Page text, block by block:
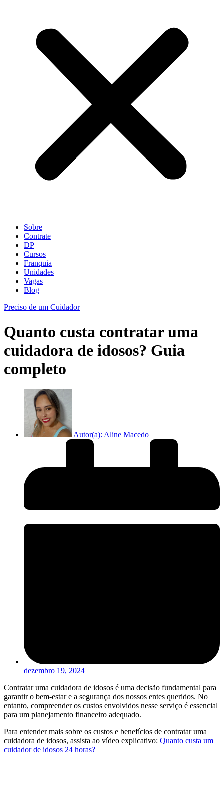
Sobre
Contrate
DP
Cursos
Franquia
Unidades
Vagas
Blog
Preciso de um Cuidador
Quanto custa contratar uma
cuidadora de idosos? Guia
completo
Autor(a): Aline Macedo
dezembro 19, 2024
Contratar uma cuidadora de idosos é uma decisão fundamental para
garantir o bem-estar e a segurança dos nossos entes queridos. No
entanto, compreender os custos envolvidos nesse serviço é essencial
para um planejamento financeiro adequado.
Para entender mais sobre os custos e benefícios de contratar uma
cuidadora de idosos, assista ao vídeo explicativo: Quanto custa um
cuidador de idosos 24 horas?